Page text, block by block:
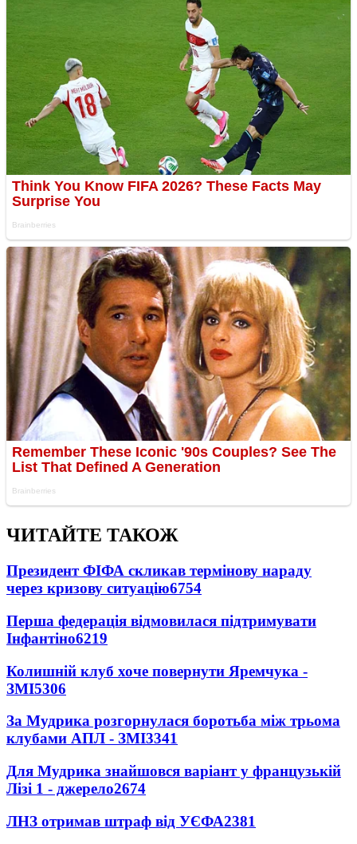
ЧИТАЙТЕ ТАКОЖ
Президент ФІФА скликав термінову нараду
через кризову ситуацію6754
Перша федерація відмовилася підтримувати
Інфантіно6219
Колишній клуб хоче повернути Яремчука -
ЗМІ5306
За Мудрика розгорнулася боротьба між трьома
клубами АПЛ - ЗМІ3341
Для Мудрика знайшовся варіант у французькій
Лізі 1 - джерело2674
ЛНЗ отримав штраф від УЄФА2381